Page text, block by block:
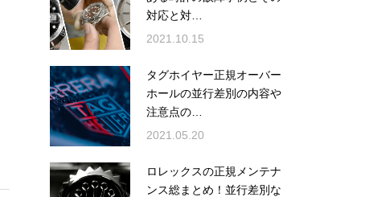
対応と対…
2021.10.15
タグホイヤー正規オーバー
ホールの並行差別の内容や
注意点の…
2021.05.20
ロレックスの正規メンテナ
ンス総まとめ！並行差別な